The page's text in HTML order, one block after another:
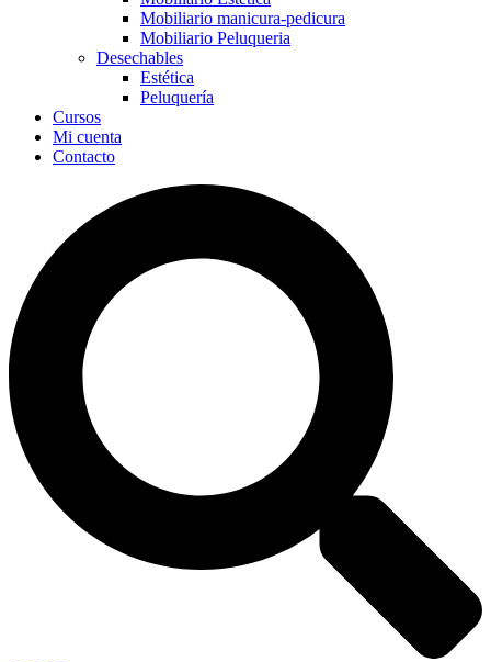
Mobiliario manicura-pedicura
Mobiliario Peluqueria
Desechables
Estética
Peluquería
Cursos
Mi cuenta
Contacto